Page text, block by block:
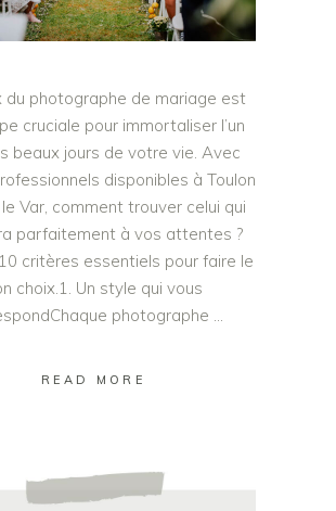
du photographe de mariage est
cruciale pour immortaliser l’un
beaux jours de votre vie. Avec
disponibles à Toulon
Var, comment trouver celui qui
parfaitement à vos attentes ?
critères essentiels pour faire le
choix.1. Un style qui vous
photographe
READ MORE